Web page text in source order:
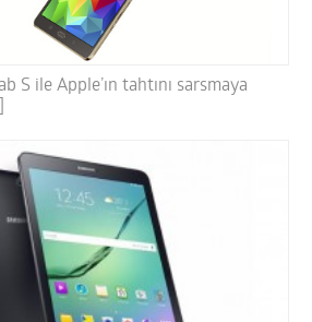
S ile Apple’ın tahtını sarsmaya